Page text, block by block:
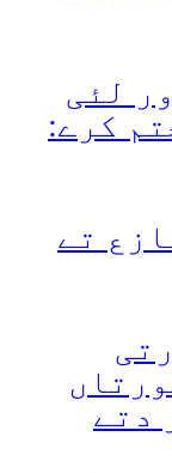
لئی
کرے:
تے
120دناں وچ 2عورتاں